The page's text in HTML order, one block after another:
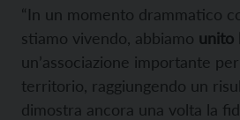
“In un momento drammatico
stiamo vivendo, abbiamo unito
un’associazione importante
territorio, raggiungendo un
dimostra ancora una volta la